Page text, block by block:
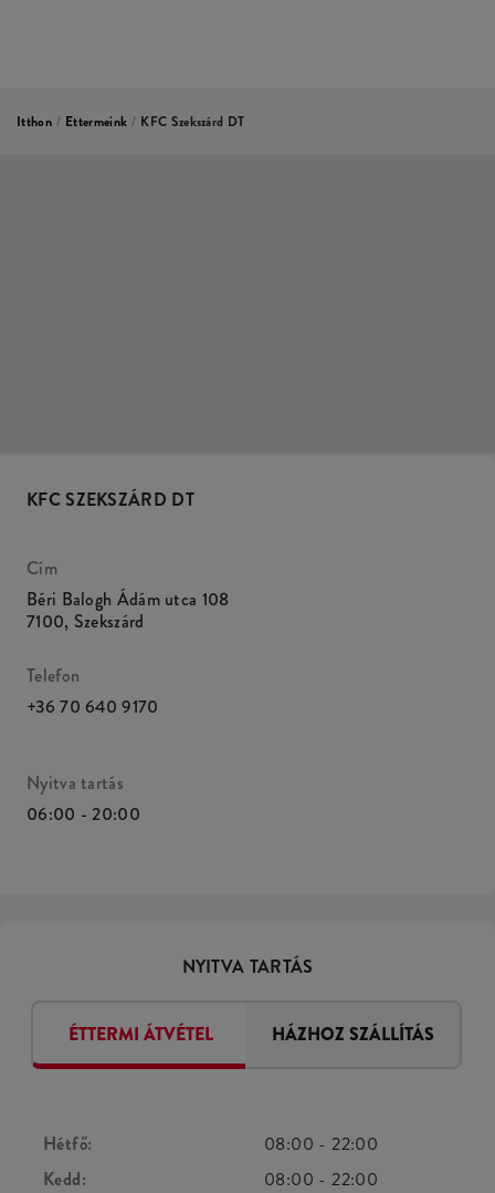
Itthon / Ettermeink / KFC Szekszárd DT
KFC SZEKSZÁRD DT
Cím
Béri Balogh Ádám utca 108
7100, Szekszárd
Telefon
+36 70 640 9170
Nyitva tartás
06:00 - 20:00
NYITVA TARTÁS
ÉTTERMI ÁTVÉTEL HÁZHOZ SZÁLLÍTÁS
Hétfő: 08:00 -22:00
Kedd:
08:00 -22:00